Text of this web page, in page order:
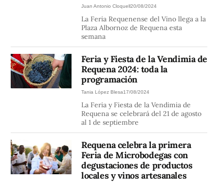
Juan Antonio Cloquell20/08/2024
La Feria Requenense del Vino llega a la
Plaza Albornoz de Requena esta
semana
Feria y Fiesta de la Vendimia de
Requena 2024: toda la
programación
Tania López Blesa17/08/2024
La Feria y Fiesta de la Vendimia de
Requena se celebrará del 21 de agosto
al 1 de septiembre
Requena celebra la primera
Feria de Microbodegas con
degustaciones de productos
locales y vinos artesanales